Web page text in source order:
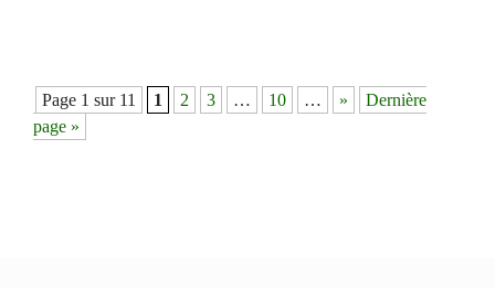
Navigation
des
Page 1 sur 11 1 2 3 … 10 … »
Dernière
page »